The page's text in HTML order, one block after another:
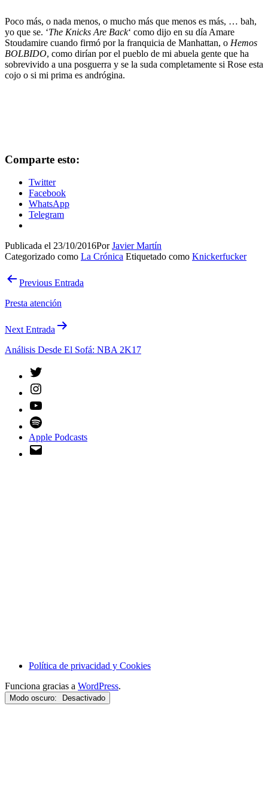
Poco más, o nada menos, o mucho más que menos es más, … bah,
yo que se. ‘The Knicks Are Back‘ como dijo en su día Amare
Stoudamire cuando firmó por la franquicia de Manhattan, o Hemos
BOLBIDO, como dirían por el pueblo de mi abuela gente que ha
sobrevivido a una posguerra y se la suda completamente si Rose esta
cojo o si mi prima es andrógina.
Comparte esto:
Twitter
Facebook
WhatsApp
Telegram
Publicada el 23/10/2016PorJavier Martín
Categorizado como La Crónica Etiquetado como Knickerfucker
Navegación
entradas
Previous Entrada
Presta atención
Next Entrada
Análisis Desde El Sofá: NBA 2K17
Apple Podcasts
Política de privacidad y Cookies
Funciona gracias a WordPress.
Modo oscuro: